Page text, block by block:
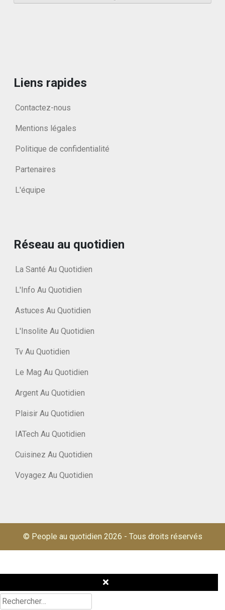
Liens rapides
Contactez-nous
Mentions légales
Politique de confidentialité
Partenaires
L'équipe
Réseau au quotidien
La Santé Au Quotidien
L'Info Au Quotidien
Astuces Au Quotidien
L'Insolite Au Quotidien
Tv Au Quotidien
Le Mag Au Quotidien
Argent Au Quotidien
Plaisir Au Quotidien
IATech Au Quotidien
Cuisinez Au Quotidien
Voyagez Au Quotidien
© People au quotidien 2026 - Tous droits réservés
Rechercher :